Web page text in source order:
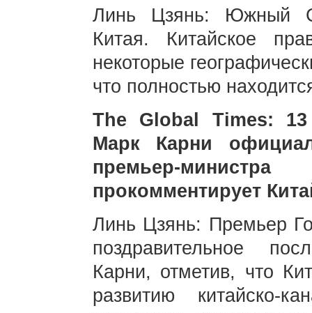
Линь Цзянь: Южный
Китая. Китайское
некоторые
что полностью
The Global Times:
Марк Карни
премьер-
прокомментирует
Линь Цзянь: Премьер
поздравительное
Карни, отметив, что
развитию китайско-